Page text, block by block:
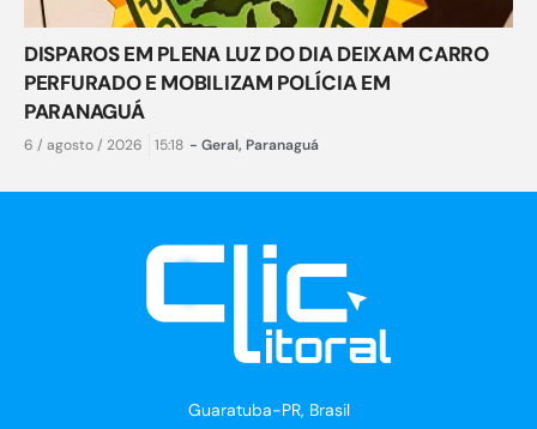
DISPAROS EM PLENA LUZ DO DIA DEIXAM CARRO
PERFURADO E MOBILIZAM POLÍCIA EM
PARANAGUÁ
6 / agosto / 2026 15:18 - Geral, Paranaguá
Guaratuba-PR, Brasil